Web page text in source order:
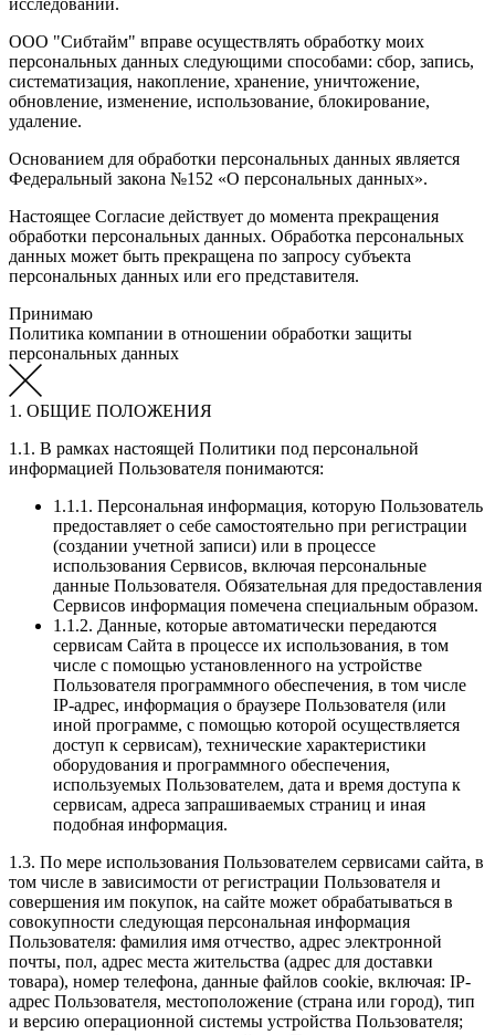
исследований.
ООО "Сибтайм" вправе осуществлять обработку моих
персональных данных следующими способами: сбор, запись,
систематизация, накопление, хранение, уничтожение,
обновление, изменение, использование, блокирование,
удаление.
Основанием для обработки персональных данных является
Федеральный закона №152 «О персональных данных».
Настоящее Согласие действует до момента прекращения
обработки персональных данных. Обработка персональных
данных может быть прекращена по запросу субъекта
персональных данных или его представителя.
Принимаю
Политика компании в отношении обработки защиты
персональных данных
1. ОБЩИЕ ПОЛОЖЕНИЯ
1.1. В рамках настоящей Политики под персональной
информацией Пользователя понимаются:
1.1.1. Персональная информация, которую Пользователь
предоставляет о себе самостоятельно при регистрации
(создании учетной записи) или в процессе
использования Сервисов, включая персональные
данные Пользователя. Обязательная для предоставления
Сервисов информация помечена специальным образом.
1.1.2. Данные, которые автоматически передаются
сервисам Сайта в процессе их использования, в том
числе с помощью установленного на устройстве
Пользователя программного обеспечения, в том числе
IP-адрес, информация о браузере Пользователя (или
иной программе, с помощью которой осуществляется
доступ к сервисам), технические характеристики
оборудования и программного обеспечения,
используемых Пользователем, дата и время доступа к
сервисам, адреса запрашиваемых страниц и иная
подобная информация.
1.3. По мере использования Пользователем сервисами сайта, в
том числе в зависимости от регистрации Пользователя и
совершения им покупок, на сайте может обрабатываться в
совокупности следующая персональная информация
Пользователя: фамилия имя отчество, адрес электронной
почты, пол, адрес места жительства (адрес для доставки
товара), номер телефона, данные файлов cookie, включая: IP-
адрес Пользователя, местоположение (страна или город), тип
и версию операционной системы устройства Пользователя;